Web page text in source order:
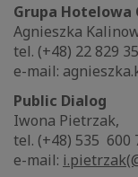
Grupa Hotelowa
Agnieszka
tel. (+48) 22 829
e-mail:
Public Dialog
Iwona Pietrzak,
tel. (+48) 535 600
e-mail: